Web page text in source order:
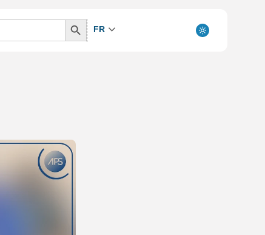
Search
Button
FR